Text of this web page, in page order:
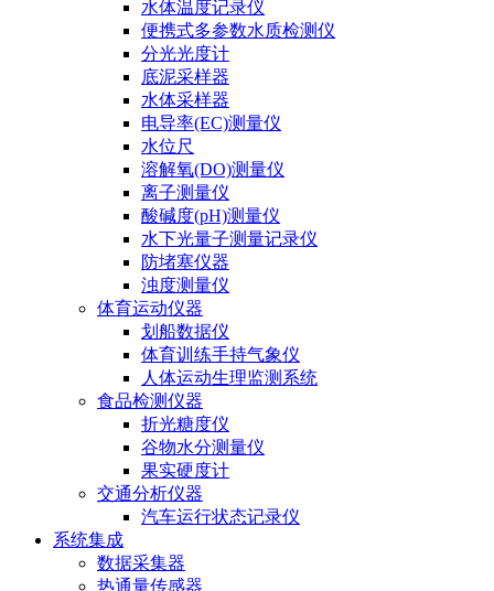
水体温度记录仪
便携式多参数水质检测仪
分光光度计
底泥采样器
水体采样器
电导率(EC)测量仪
水位尺
溶解氧(DO)测量仪
离子测量仪
酸碱度(pH)测量仪
水下光量子测量记录仪
防堵塞仪器
浊度测量仪
体育运动仪器
划船数据仪
体育训练手持气象仪
人体运动生理监测系统
食品检测仪器
折光糖度仪
谷物水分测量仪
果实硬度计
交通分析仪器
汽车运行状态记录仪
系统集成
数据采集器
热通量传感器